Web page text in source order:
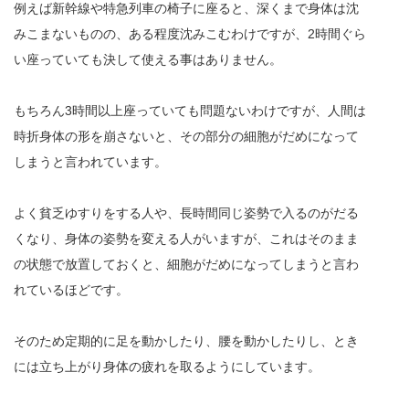
例えば新幹線や特急列車の椅子に座ると、深くまで身体は沈
みこまないものの、ある程度沈みこむわけですが、2時間ぐら
い座っていても決して使える事はありません。
もちろん3時間以上座っていても問題ないわけですが、人間は
時折身体の形を崩さないと、その部分の細胞がだめになって
しまうと言われています。
よく貧乏ゆすりをする人や、長時間同じ姿勢で入るのがだる
くなり、身体の姿勢を変える人がいますが、これはそのまま
の状態で放置しておくと、細胞がだめになってしまうと言わ
れているほどです。
そのため定期的に足を動かしたり、腰を動かしたりし、とき
には立ち上がり身体の疲れを取るようにしています。